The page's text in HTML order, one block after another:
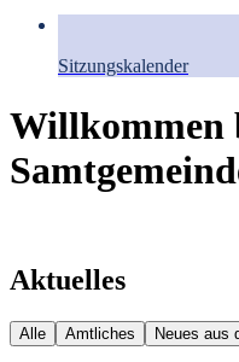
Sitzungskalender
Willkommen
Aktuelles
Alle Amtliches Neues aus